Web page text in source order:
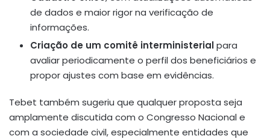
de dados e maior rigor na verificação de
informações.
Criação de um comitê interministerialpara
avaliar periodicamente o perfil dos beneficiários e
propor ajustes com base em evidências.
Tebet também sugeriu que qualquer proposta seja
amplamente discutida com o Congresso Nacional e
com a sociedade civil, especialmente entidades que